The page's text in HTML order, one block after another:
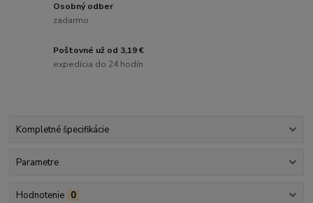
Osobný odber
zadarmo
Poštovné už od 3,19 €
expedícia do 24 hodín
Kompletné špecifikácie
Parametre
Hodnotenie 0